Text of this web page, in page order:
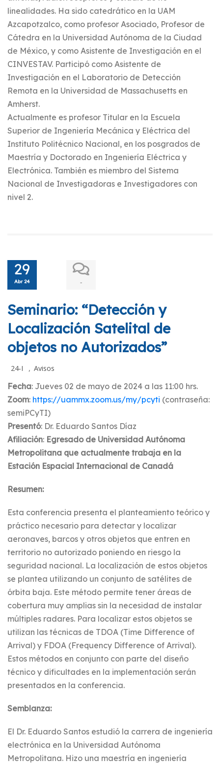
linealidades. Ha sido catedrático en la UAM
Azcapotzalco, como profesor Asociado, Profesor de
Cátedra en la Universidad Autónoma de la Ciudad
de México, y como Asistente de Investigación en el
CINVESTAV. Participó como Asistente de
Investigación en el Laboratorio de Detección
Remota en la Universidad de Massachusetts en
Amherst.
Actualmente es profesor Titular en la Escuela
Superior de Ingeniería Mecánica y Eléctrica del
Instituto Politécnico Nacional, en los posgrados de
Maestría y Doctorado en Ingeniería Eléctrica y
Electrónica. También es miembro del Sistema
Nacional de Investigadoras e Investigadores con
nivel 2.
29
Abr 24 -
Seminario: “Detección y
Localización Satelital de
objetos no Autorizados”
24-I , Avisos
Fecha: Jueves 02 de mayo de 2024 a las 11:00 hrs.
Zoom: https://uammx.zoom.us/my/pcyti (contraseña:
semiPCyTI)
Presentó: Dr. Eduardo Santos Díaz
Afiliación: Egresado de Universidad Autónoma
Metropolitana que actualmente trabaja en la
Estación Espacial Internacional de Canadá
Resumen:
Esta conferencia presenta el planteamiento teórico y
práctico necesario para detectar y localizar
aeronaves, barcos y otros objetos que entren en
territorio no autorizado poniendo en riesgo la
seguridad nacional. La localización de estos objetos
se plantea utilizando un conjunto de satélites de
órbita baja. Este método permite tener áreas de
cobertura muy amplias sin la necesidad de instalar
múltiples radares. Para localizar estos objetos se
utilizan las técnicas de TDOA (Time Difference of
Arrival) y FDOA (Frequency Difference of Arrival).
Estos métodos en conjunto con parte del diseño
técnico y dificultades en la implementación serán
presentados en la conferencia.
Semblanza:
El Dr. Eduardo Santos estudió la carrera de ingeniería
electrónica en la Universidad Autónoma
Metropolitana. Hizo una maestría en ingeniería